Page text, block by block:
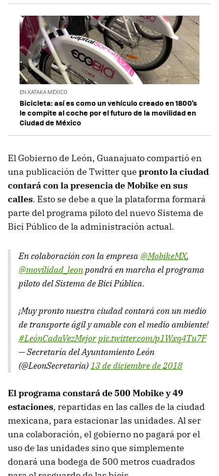
EN XATAKA MÉXICO
Bicicleta: así es como un vehículo creado en 1800's
le compite al coche por el futuro de la movilidad en
Ciudad de México
El Gobierno de León, Guanajuato compartió en
una publicación de Twitter que pronto la ciudad
contará con la presencia de Mobike en sus
calles. Esto se debe a que la plataforma formará
parte del programa piloto del nuevo Sistema de
Bici Público de la administración actual.
En colaboración con la empresa @MobikeMX,
@movilidad_leonpondrá en marcha el programa
piloto del Sistema de Bici Pública.
¡Muy pronto nuestra ciudad contará con un medio
de transporte ágil y amable con el medio ambiente!
#LeónCadaVezMejorpic.twitter.com/p1Wxq4Tu7F
— Secretaría del Ayuntamiento León
(@LeonSecretaria)13 de diciembre de 2018
El programa constará de 500 Mobike y 49
estaciones, repartidas en las calles de la ciudad
mexicana, para estacionar las unidades. Al ser
una colaboración, el gobierno no pagará por el
uso de las unidades sino que simplemente
donará una bodega de 500 metros cuadrados